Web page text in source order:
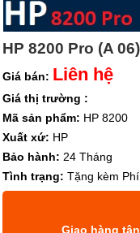
HP 8200 Pro (A 06)
Giá bán: Liên hệ
Giá thị trường :
Mã sản phẩm: HP 8200
Xuất xứ: HP
Bảo hành: 24 Tháng
Tình trạng: Tặng kèm
Giao hàng